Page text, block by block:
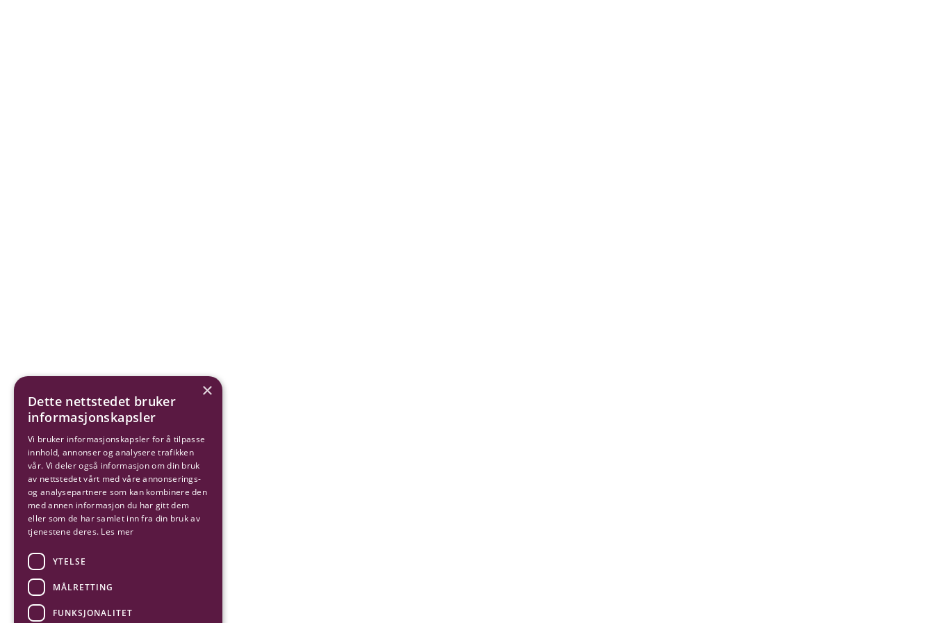
×
Dette nettstedet bruker
informasjonskapsler
Vi bruker informasjonskapsler for å tilpasse
innhold, annonser og analysere trafikken
vår. Vi deler også informasjon om din bruk
av nettstedet vårt med våre annonserings-
og analysepartnere som kan kombinere den
med annen informasjon du har gitt dem
eller som de har samlet inn fra din bruk av
tjenestene deres. Les mer
YTELSE
MÅLRETTING
FUNKSJONALITET